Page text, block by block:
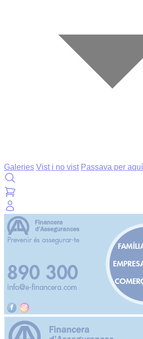
Galeries Vist i no vist Passava per aquí